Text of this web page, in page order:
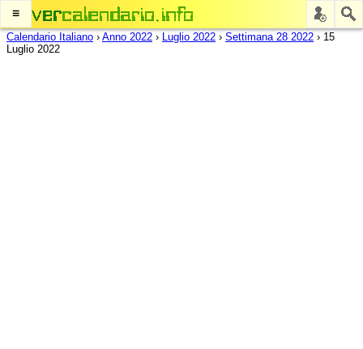
≡
Calendario Italiano › Anno 2022 › Luglio 2022 › Settimana 28 2022 › 15
Luglio 2022